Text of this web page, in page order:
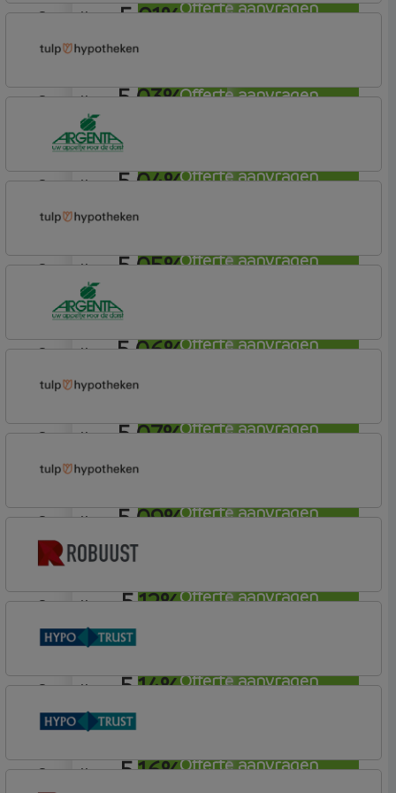
Offerte aanvragen
5,01%
Offerte aanvragen
aflosvrij
5,03%
Offerte aanvragen
Basis
aflosvrij
5,04%
Offerte aanvragen
Tulp Hypotheken
Tulp Compleet Hypotheken
aflosvrij
5,05%
Offerte aanvragen
Hypotheek
aflosvrij
5,06%
Offerte aanvragen
Tulp Hypotheken
Tulp Compleet Hypotheken
aflosvrij
5,07%
Offerte aanvragen
Hypotheek
aflosvrij
5,09%
Offerte aanvragen
Tulp Compleet Hypotheken
aflosvrij
5,12%
Offerte aanvragen
Tulp Compleet Hypotheken
aflosvrij
5,14%
Offerte aanvragen
aflosvrij
5,16%
Elan Plus
aflosvrij